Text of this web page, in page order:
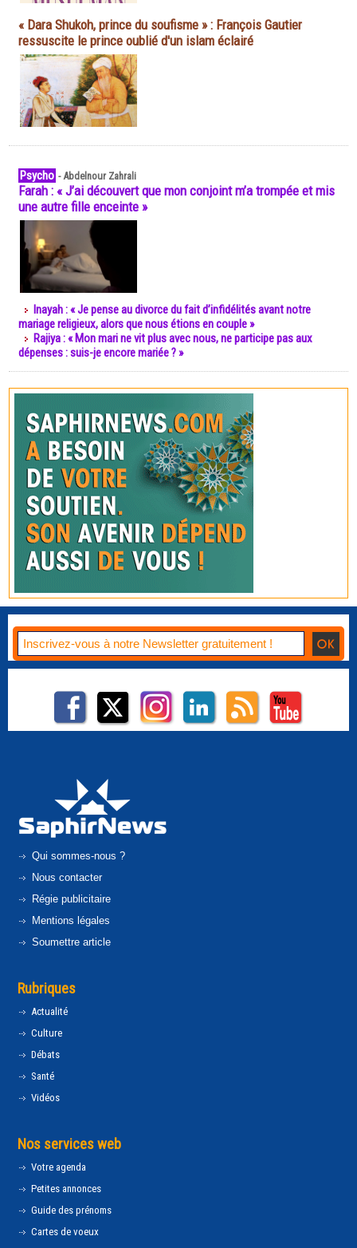
« Dara Shukoh, prince du soufisme » : François Gautier
ressuscite le prince oublié d'un islam éclairé
Psycho -Abdelnour Zahrali
Farah : « J’ai découvert que mon conjoint m’a trompée et mis
une autre fille enceinte »
Inayah : « Je pense au divorce du fait d’infidélités avant notre
mariage religieux, alors que nous étions en couple »
Rajiya : « Mon mari ne vit plus avec nous, ne participe pas aux
dépenses : suis-je encore mariée ? »
Qui sommes-nous ?
Nous contacter
Régie publicitaire
Mentions légales
Soumettre article
Rubriques
Actualité
Culture
Débats
Santé
Vidéos
Nos services web
Votre agenda
Petites annonces
Guide des prénoms
Cartes de voeux